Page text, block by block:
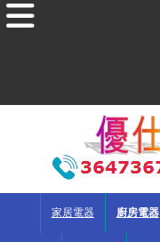
家居電器 廚房電器